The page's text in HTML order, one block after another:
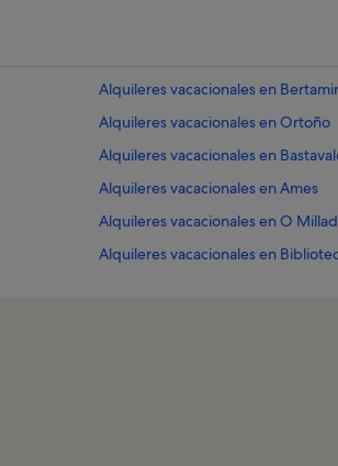
Alquileres vacacionales en
Alquileres vacacionales en Ortoño
Alquileres vacacionales en
Alquileres vacacionales en Ames
Alquileres vacacionales en O
Alquileres vacacionales en
Alquileres vacacionales en
Alquileres vacacionales en Museo